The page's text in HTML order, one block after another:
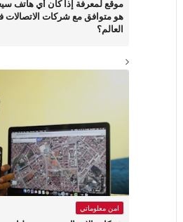
موقع لمعرفة إذا كان أي هاتف
هو متوافق مع شركات
العالم؟
امن معلوماتي